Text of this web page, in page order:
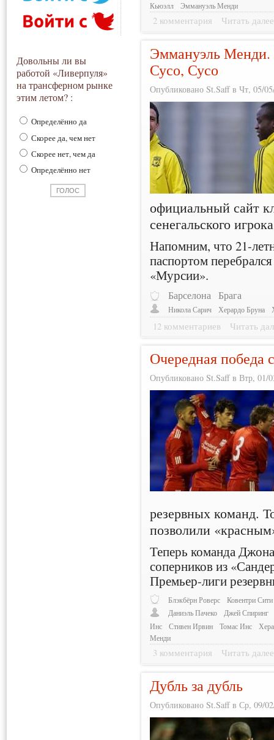
Довольны ли вы
работой «Ливерпуля»
на трансферном рынке
этим летом? :
Определённо да
Скорее да, чем нет
Скорее нет, чем да
Определённо нет
Кьюэлл
Эммануэль Менди
2 комментария Читать далее
Эммануэль Менди.
Сусо, Сусо
Опубликовано St.Saff в Чт, 05/
официальный сайт
сенегальского
Напомним, что 21-
паспортом
«Мурсии».
Барселона Брага
Никола Сарич Херардо Бруна
12 комментариев Читать
Очередная победа
Опубликовано St.Saff в Втр, 01/
резервных команд.
позволили
Теперь команда
соперников из
Премьер-лиги
Блэкбёрн Роверс
Ковентри Сити
Даниэль Пачеко
Джей Спиринг
Инс
Стивен Ирвин Томас Инс
Менди
3 комментария Читать далее
Дубль за дубль
Опубликовано St.Saff в Ср, 09/